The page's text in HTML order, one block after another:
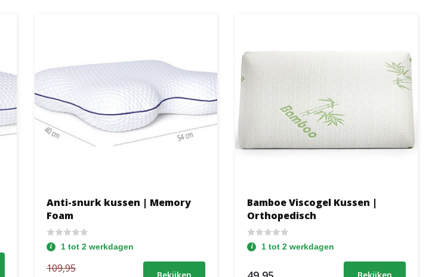
Anti-snurk kussen | Memory
Foam
1 tot 2 werkdagen
109,95
Bamboe Viscogel Kussen |
Orthopedisch
1 tot 2 werkdagen